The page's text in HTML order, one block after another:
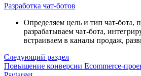
Разработка чат-ботов
Определяем цель и тип чат-бота,
разрабатываем чат-бота,
встраиваем в каналы продаж,
Следующий раздел
Повышение конверсии Ecommerce-